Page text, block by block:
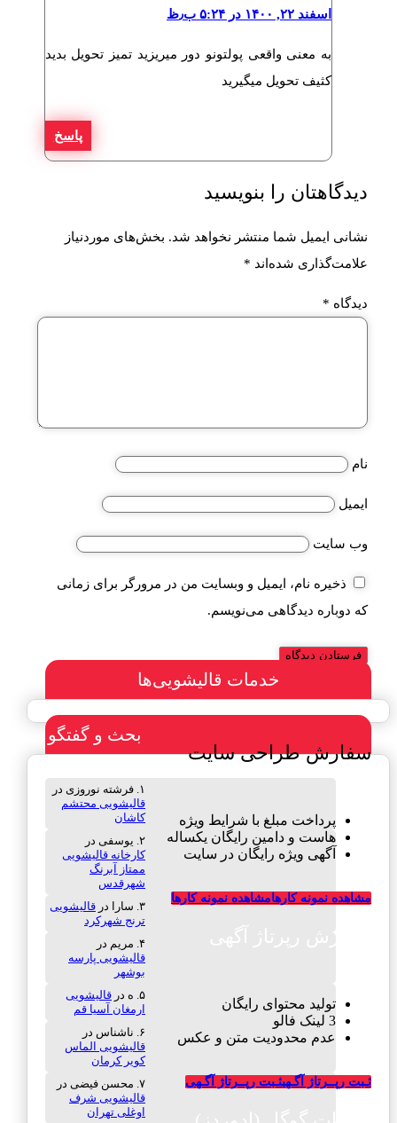
اسفند ۲۲, ۱۴۰۰ در ۵:۲۴ ب٫ظ
به معنی واقعی پولتونو دور میریزید تمیز تحویل بدید
کثیف تحویل میگیرید
پاسخ
دیدگاهتان را بنویسید
نشانی ایمیل شما منتشر نخواهد شد. بخش‌های موردنیاز
علامت‌گذاری شده‌اند *
دیدگاه *
نام
ایمیل
وب‌ سایت
ذخیره نام، ایمیل و وبسایت من در مرورگر برای زمانی
که دوباره دیدگاهی می‌نویسم.
خدمات قالیشویی‌ها
سفارش طراحی سایت
پرداخت مبلغ با شرایط ویژه
هاست و دامین رایگان یکساله
آگهی ویژه رایگان در سایت
مشاهده نمونه کارهامشاهده نمونه کارها
تولید محتوای رایگان
3 لینک فالو
عدم محدودیت متن و عکس
ثـبت رپــرتاژ آگـهیثـبت رپــرتاژ آگـهی
بحث و گفتگو
فرشته نوروزی در
قالیشویی محتشم
کاشان
یوسفی در
کارخانه قالیشویی
ممتاز آبرنگ
شهرقدس
سارا
در قالیشویی
ترنج شهرکرد
مریم در
قالیشویی پارسه
بوشهر
ه در قالیشویی
ارمغان آسیا قم
ناشناس در
قالیشویی الماس
کویر کرمان
محسن فیضی در
قالیشویی شرف
اوغلی تهران